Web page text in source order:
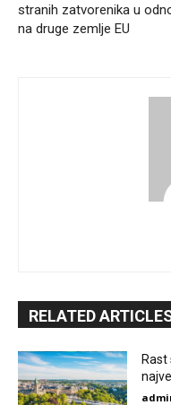
stranih zatvorenika u
na druge zemlje EU
RELATED